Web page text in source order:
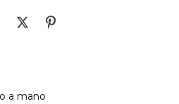
a mano